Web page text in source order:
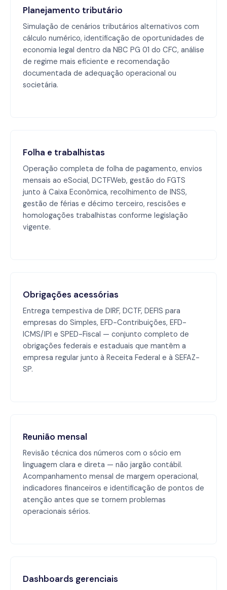
Planejamento tributário
Simulação de cenários tributários alternativos com
cálculo numérico, identificação de oportunidades de
economia legal dentro da NBC PG 01 do CFC, análise
de regime mais eficiente e recomendação
documentada de adequação operacional ou
societária.
Folha e trabalhistas
Operação completa de folha de pagamento, envios
mensais ao eSocial, DCTFWeb, gestão do FGTS
junto à Caixa Econômica, recolhimento de INSS,
gestão de férias e décimo terceiro, rescisões e
homologações trabalhistas conforme legislação
vigente.
Obrigações acessórias
Entrega tempestiva de DIRF, DCTF, DEFIS para
empresas do Simples, EFD-Contribuições, EFD-
ICMS/IPI e SPED-Fiscal — conjunto completo de
obrigações federais e estaduais que mantêm a
empresa regular junto à Receita Federal e à SEFAZ-
SP.
Reunião mensal
Revisão técnica dos números com o sócio em
linguagem clara e direta — não jargão contábil.
Acompanhamento mensal de margem operacional,
indicadores financeiros e identificação de pontos de
atenção antes que se tornem problemas
operacionais sérios.
Dashboards gerenciais